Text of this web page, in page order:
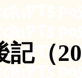
記（